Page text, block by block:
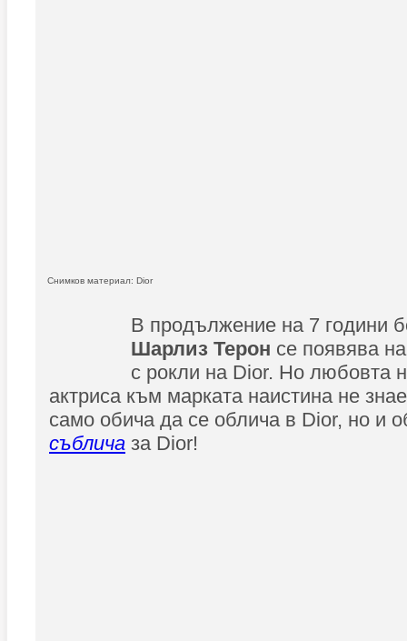
Снимков материал: Dior
В продължение на 7 години
Шарлиз Терон се появява
с рокли на Dior. Но любовта
актриса към марката наистина не
само обича да се облича в Dior, но и
съблича за Dior!